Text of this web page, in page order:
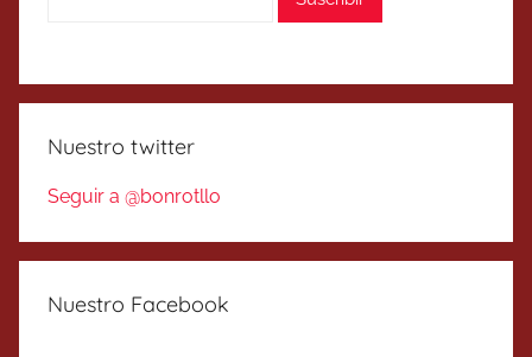
Nuestro twitter
Seguir a @bonrotllo
Nuestro Facebook